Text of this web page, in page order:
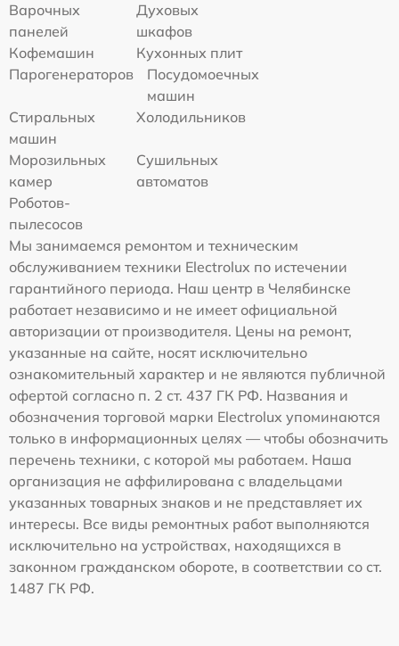
Варочных
панелей
Духовых
шкафов
Кофемашин
Кухонных плит
Парогенераторов
Посудомоечных
машин
Стиральных
машин
Холодильников
Морозильных
камер
Сушильных
автоматов
Роботов-
пылесосов
Мы занимаемся ремонтом и техническим
обслуживанием техники Electrolux по истечении
гарантийного периода. Наш центр в Челябинске
работает независимо и не имеет официальной
авторизации от производителя. Цены на ремонт,
указанные на сайте, носят исключительно
ознакомительный характер и не являются публичной
офертой согласно п. 2 ст. 437 ГК РФ. Названия и
обозначения торговой марки Electrolux упоминаются
только в информационных целях — чтобы обозначить
перечень техники, с которой мы работаем. Наша
организация не аффилирована с владельцами
указанных товарных знаков и не представляет их
интересы. Все виды ремонтных работ выполняются
исключительно на устройствах, находящихся в
законном гражданском обороте, в соответствии со ст.
1487 ГК РФ.